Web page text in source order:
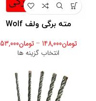
مته برگی ولف Wolf
تومان148,000
– تومان53,000
انتخاب گزینه ها